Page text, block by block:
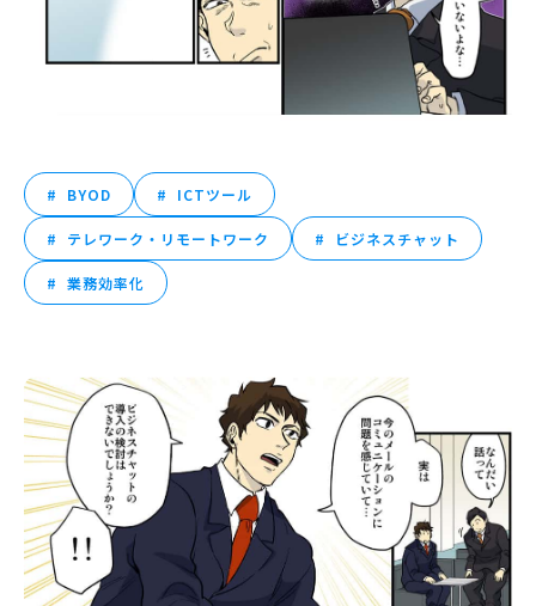
BYOD ICTツール
テレワーク・リモートワーク ビジネスチャット
業務効率化